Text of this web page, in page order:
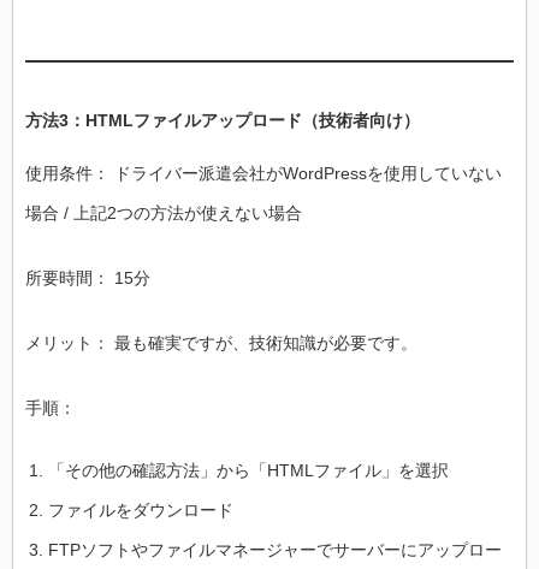
方法3：HTMLファイルアップロード（技術者向け）
使用条件： ドライバー派遣会社がWordPressを使用していない
場合 / 上記2つの方法が使えない場合
所要時間： 15分
メリット： 最も確実ですが、技術知識が必要です。
手順：
「その他の確認方法」から「HTMLファイル」を選択
ファイルをダウンロード
FTPソフトやファイルマネージャーでサーバーにアップロー